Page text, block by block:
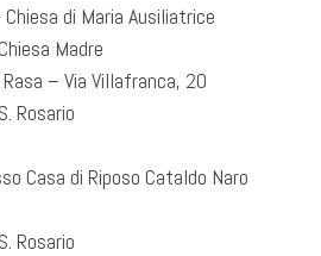
di Maria Ausiliatrice
Madre
– Via Villafranca, 20
Rosario
Casa di Riposo Cataldo Naro
Rosario